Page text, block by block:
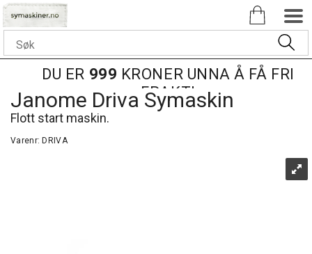
DU ER 999 KRONER UNNA Å FÅ FRI
FRAKT!
Janome Driva Symaskin
Flott start maskin.
Varenr: DRIVA